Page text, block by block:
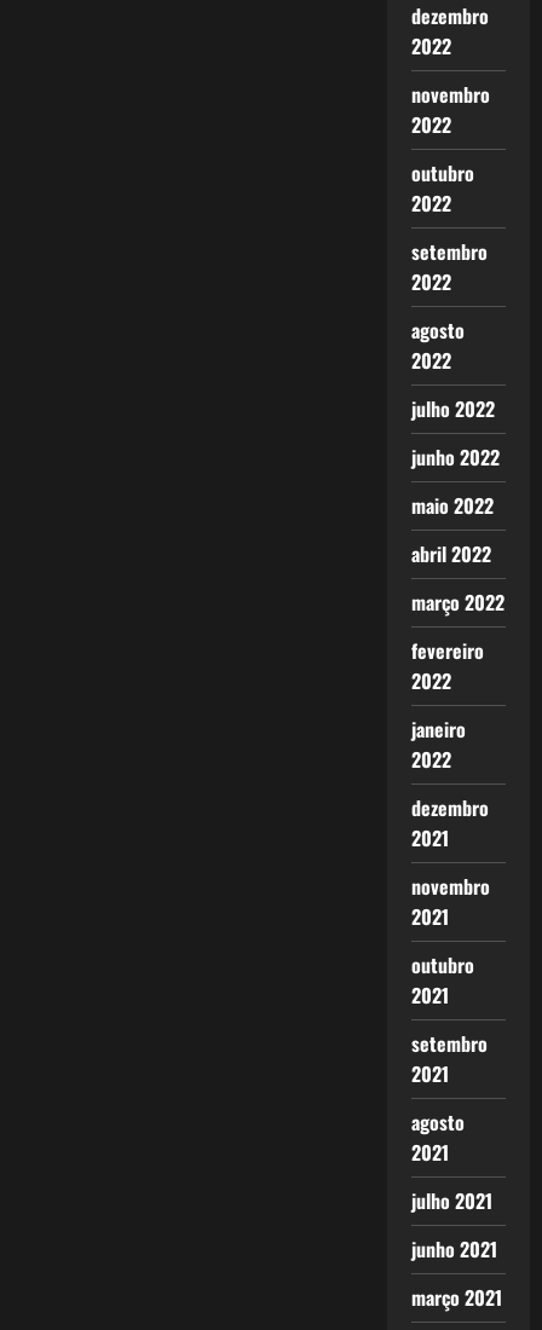
dezembro
2022
novembro
2022
outubro
2022
setembro
2022
agosto
2022
julho 2022
junho 2022
maio 2022
abril 2022
março 2022
fevereiro
2022
janeiro
2022
dezembro
2021
novembro
2021
outubro
2021
setembro
2021
agosto
2021
julho 2021
junho 2021
março 2021